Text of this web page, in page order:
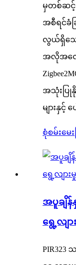
မှတစ်ဆင့်
အစီရင်ခံခ
လွယ်ရှိသေ
အလိုအလျ
အသုံးပြုနို
များနှင့်
စုံစမ်းမေး
အပူချိန်
ရွေ့လျာ